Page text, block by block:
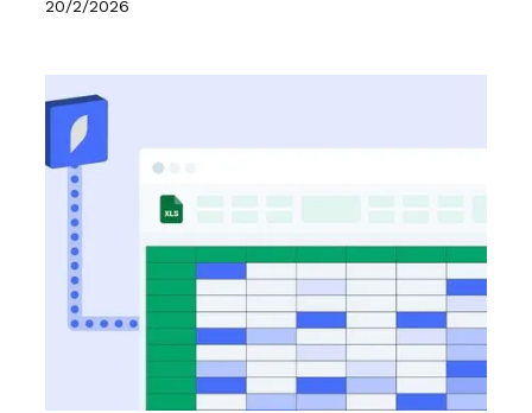
(Weefin)
20/2/2026